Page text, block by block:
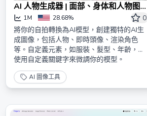
AI 人物生成器 | 面部、身体和人物图像
| Lucidpic
1M 28.68%
0
將你的自拍轉換為AI模型，創建獨特的AI生
成圖像，包括人物、即時頭像、渲染角色
等。自定義元素，如服裝、髮型、年齡，或
使用自定義關鍵字來微調你的模型。
AI 圖像工具